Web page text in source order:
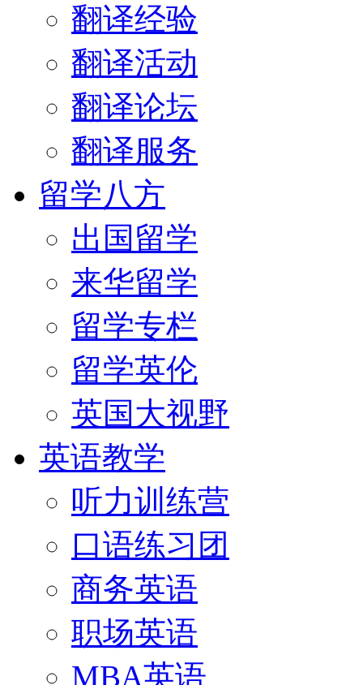
翻译经验
翻译活动
翻译论坛
翻译服务
留学八方
出国留学
来华留学
留学专栏
留学英伦
英国大视野
英语教学
听力训练营
口语练习团
商务英语
职场英语
MBA英语